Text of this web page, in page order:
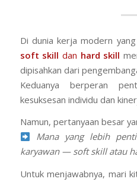
Di dunia kerja modern
soft skill dan hard skill
dipisahkan dari
Keduanya berperan
kesuksesan individu dan
Namun, pertanyaan besar
Mana yang lebih
karyawan — soft skill atau
Untuk menjawabnya, mari